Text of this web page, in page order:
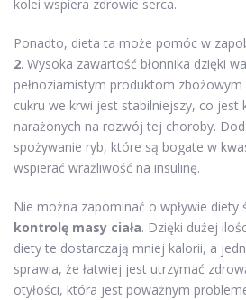
kolei wspiera zdrowie serca.
Ponadto, dieta ta może pomóc w
2. Wysoka zawartość błonnika dzięki
pełnoziarnistym produktom
cukru we krwi jest stabilniejszy, co jest
narażonych na rozwój tej choroby.
spożywanie ryb, które są bogate w
wspierać wrażliwość na insulinę.
Nie można zapominać o wpływie
kontrolę masy ciała. Dzięki dużej
diety te dostarczają mniej kalorii, a
sprawia, że łatwiej jest utrzymać
otyłości, która jest poważnym